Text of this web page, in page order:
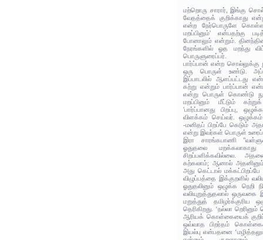
மற்றொரு சாரார், இங்கு
வேதத்தைக் குறிக்காது
என்ற நேர்பொருளே
மறப்பினும்' என்பதற்கு
போனாலும் என்றும்.
நேரங்களில் ஓத மறந்து
பொருளுரைப்பர்.
பார்ப்பான் என்ற
ஒரு பொருள் உண்டு.
இப்பாடலில் ஆளப்பட்டது
கற்று என்றும் பார்ப்பான்
என்று பொருள் கொண்டு
மறப்பினும் மீட்டும்
'பார்ப்பானது பிறப்பு,
விளக்கம் செய்வர். ஒழுக்கம்
-மனிதப் பிறப்பே கெடும்
என்று இவர்கள் பொருள்
இரா சாரங்கபாணி
ஓதுதலை மறக்கலாகாது
சிறப்பளிக்கவில்லை.
கற்கலாம்; ஆனால் அதனினும்
அது கெட்டால்
விழுப்பத்தை இக்குறளில்
ஓதுதலினும் ஒழுக்க நெறி
வலியுறுத்துதலால்
மறுத்துத் தமிழர்க்குரிய
தெரிகிறது. ‘நல்லா
ஆரியக் கொள்கையைக்
ஒவ்வாத பிறர்தம்
இயல்பு என்பதனை